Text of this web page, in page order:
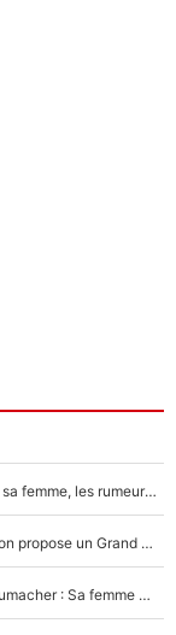
F1 : Charles Leclerc surpris par les paparazzis avec sa femme, les rumeurs étaient vraies !
Comme pour le final du Tour de France, Esteban Ocon propose un Grand Prix de Formule 1 à Paris : «Autour de l’Arc de Triomphe, ce serait génial» !
Nouvelle rumeur autour de la santé de Michael Schumacher : Sa femme Corinna sort du silence